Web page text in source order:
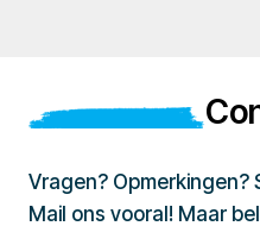
Vragen? Opmerkingen?
Mail ons vooral! Maar